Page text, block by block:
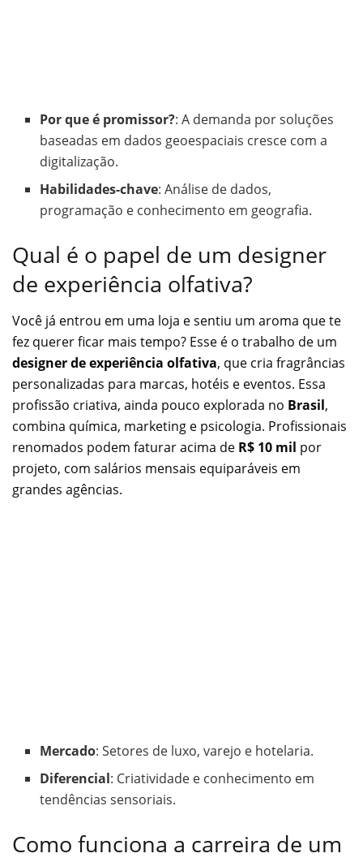
Por que é promissor?: A demanda por soluções
baseadas em dados geoespaciais cresce com a
digitalização.
Habilidades-chave: Análise de dados,
programação e conhecimento em geografia.
Qual é o papel de um designer
de experiência olfativa?
Você já entrou em uma loja e sentiu um aroma que te
fez querer ficar mais tempo? Esse é o trabalho de um
designer de experiência olfativa, que cria fragrâncias
personalizadas para marcas, hotéis e eventos. Essa
profissão criativa, ainda pouco explorada no Brasil,
combina química, marketing e psicologia. Profissionais
renomados podem faturar acima de R$ 10 mil por
projeto, com salários mensais equiparáveis em
grandes agências.
Mercado: Setores de luxo, varejo e hotelaria.
Diferencial: Criatividade e conhecimento em
tendências sensoriais.
Como funciona a carreira de um